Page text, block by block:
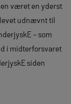
været en yderst
udnævnt til
– som
i midterforsvaret
siden